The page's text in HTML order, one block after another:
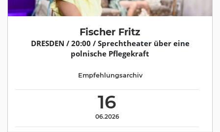
Fischer Fritz
DRESDEN / 20:00 / Sprechtheater über eine
polnische Pflegekraft
16
06.2026
Empfehlungsarchiv